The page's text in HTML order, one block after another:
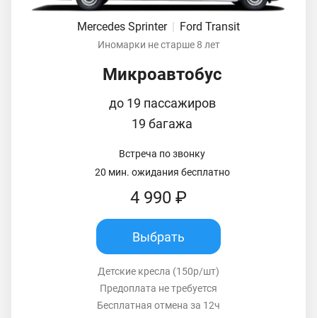
Mercedes Sprinter Ford Transit
Иномарки не старше 8 лет
Микроавтобус
до 19 пассажиров
19 багажа
Встреча по звонку
20 мин. ожидания бесплатно
4 990 ₽
Выбрать
Детские кресла (150р/шт)
Предоплата не требуется
Бесплатная отмена за 12ч